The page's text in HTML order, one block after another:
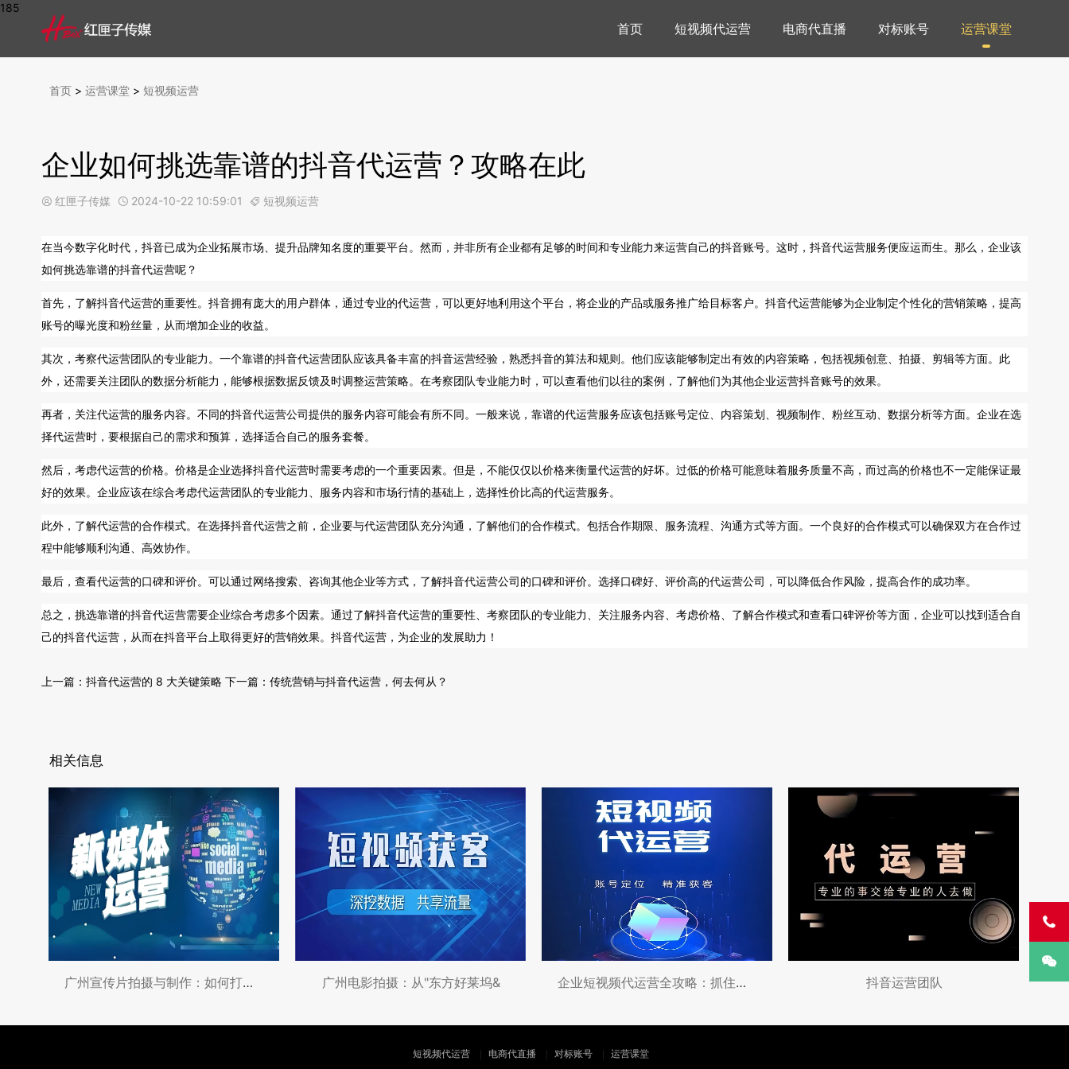
185
首页 短视频代运营 电商代直播 对标账号 运营课堂
首页 > 运营课堂 > 短视频运营
企业如何挑选靠谱的抖音代运营？攻略在此
 红匣子传媒  2024-10-22 10:59:01  短视频运营
在当今数字化时代，抖音已成为企业拓展市场、提升品牌知名度的重要平台。然而，并非所有企业都有足够的时间和专业能力来运营自己的抖音账号。这时，抖音代运营服务便应运而生。那么，企业该
如何挑选靠谱的抖音代运营呢？
首先，了解抖音代运营的重要性。抖音拥有庞大的用户群体，通过专业的代运营，可以更好地利用这个平台，将企业的产品或服务推广给目标客户。抖音代运营能够为企业制定个性化的营销策略，提高
账号的曝光度和粉丝量，从而增加企业的收益。
其次，考察代运营团队的专业能力。一个靠谱的抖音代运营团队应该具备丰富的抖音运营经验，熟悉抖音的算法和规则。他们应该能够制定出有效的内容策略，包括视频创意、拍摄、剪辑等方面。此
外，还需要关注团队的数据分析能力，能够根据数据反馈及时调整运营策略。在考察团队专业能力时，可以查看他们以往的案例，了解他们为其他企业运营抖音账号的效果。
再者，关注代运营的服务内容。不同的抖音代运营公司提供的服务内容可能会有所不同。一般来说，靠谱的代运营服务应该包括账号定位、内容策划、视频制作、粉丝互动、数据分析等方面。企业在选
择代运营时，要根据自己的需求和预算，选择适合自己的服务套餐。
然后，考虑代运营的价格。价格是企业选择抖音代运营时需要考虑的一个重要因素。但是，不能仅仅以价格来衡量代运营的好坏。过低的价格可能意味着服务质量不高，而过高的价格也不一定能保证最
好的效果。企业应该在综合考虑代运营团队的专业能力、服务内容和市场行情的基础上，选择性价比高的代运营服务。
此外，了解代运营的合作模式。在选择抖音代运营之前，企业要与代运营团队充分沟通，了解他们的合作模式。包括合作期限、服务流程、沟通方式等方面。一个良好的合作模式可以确保双方在合作过
程中能够顺利沟通、高效协作。
最后，查看代运营的口碑和评价。可以通过网络搜索、咨询其他企业等方式，了解抖音代运营公司的口碑和评价。选择口碑好、评价高的代运营公司，可以降低合作风险，提高合作的成功率。
总之，挑选靠谱的抖音代运营需要企业综合考虑多个因素。通过了解抖音代运营的重要性、考察团队的专业能力、关注服务内容、考虑价格、了解合作模式和查看口碑评价等方面，企业可以找到适合自
己的抖音代运营，从而在抖音平台上取得更好的营销效果。抖音代运营，为企业的发展助力！
上一篇： 抖音代运营的 8 大关键策略 下一篇： 传统营销与抖音代运营，何去何从？
相关信息
广州宣传片拍摄与制作：如何打造城市形象的 广州电影拍摄：从"东方好莱坞& 企业短视频代运营全攻略：抓住短视频营销风 抖音运营团队
短视频代运营 电商代直播 对标账号 运营课堂

